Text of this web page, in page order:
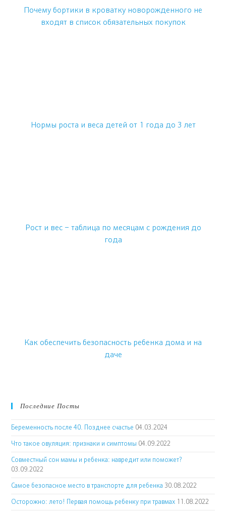
Почему бортики в кроватку новорожденного не
входят в список обязательных покупок
Нормы роста и веса детей от 1 года до 3 лет
Рост и вес – таблица по месяцам с рождения до
года
Как обеспечить безопасность ребенка дома и на
даче
Последние Посты
Беременность после 40. Позднее счастье 04.03.2024
Что такое овуляция: признаки и симптомы 04.09.2022
Совместный сон мамы и ребенка: навредит или поможет?
03.09.2022
Самое безопасное место в транспорте для ребенка 30.08.2022
Осторожно: лето! Первая помощь ребенку при травмах 11.08.2022